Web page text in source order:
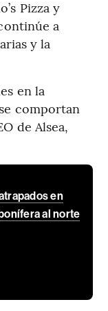
Pizza y
a
y la
en la
comportan
de Alsea,
en
al norte